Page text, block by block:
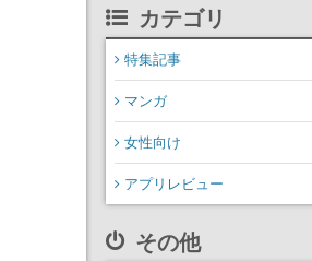
カテゴリ
特集記事
マンガ
女性向け
アプリレビュー
その他